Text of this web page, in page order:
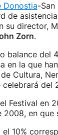
Donostia-San
de
su director,
Zorn.
balance del
en la que
Cultura,
celebrará del
Festival en
2008, en que
el 10%